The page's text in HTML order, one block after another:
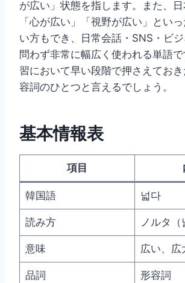
が広い」状態を指します。また、日
「心が広い」「視野が広い」とい
い方もでき、日常会話・SNS・ビ
問わず非常に幅広く使われる単語
習において早い段階で押さえてお
容詞のひとつと言えるでしょう。
基本情報表
項目
韓国語 넓다
読み方 ノルタ（
意味 広い、広
品詞 形容詞